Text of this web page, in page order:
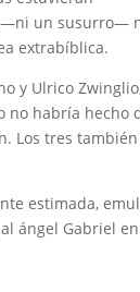
—ni un susurro—
extrabíblica.
y Ulrico
no habría hecho
Los tres también
estimada,
ángel Gabriel